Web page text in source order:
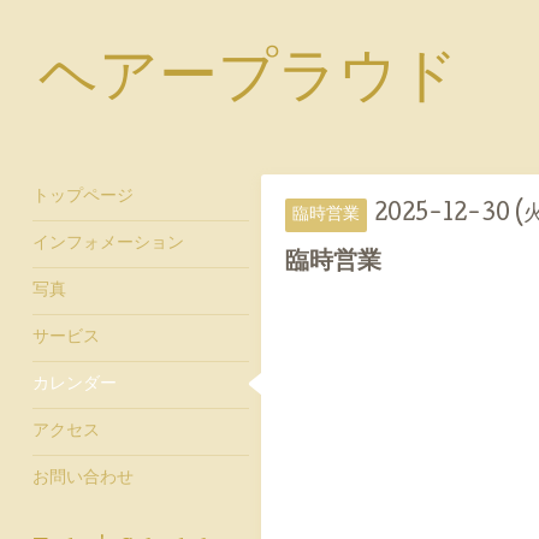
ヘアープラウド
臨時営業 2025-12-30 (
臨時営業
トップページ
インフォメーション
写真
サービス
カレンダー
アクセス
お問い合わせ